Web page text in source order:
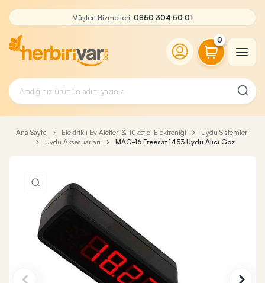
Müşteri Hizmetleri: 0850 304 50 01
0
Ana Sayfa Elektrikli Ev Aletleri & Tüketici Elektroniği
Uydu Sistemleri
Uydu Aksesuarları
MAG-16 Freesat 1453 Uydu Alıcı Göz